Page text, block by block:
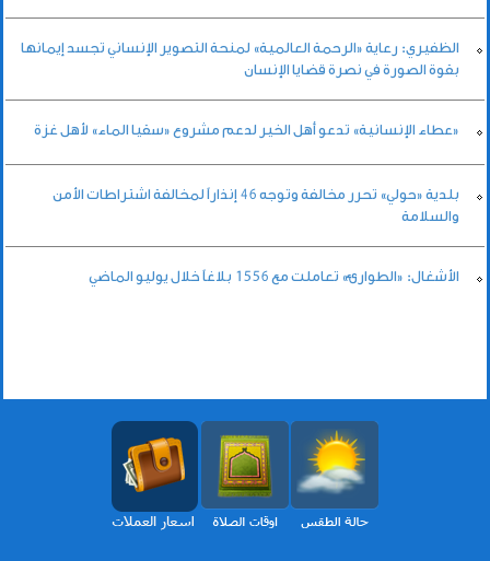
الظفيري: رعاية «الرحمة العالمية» لمنحة التصوير الإنساني تجسد إيمانها
بقوة الصورة في نصرة قضايا الإنسان
«عطاء الإنسانية» تدعو أهل الخير لدعم مشروع «سقيا الماء» لأهل غزة
بلدية «حولي» تحرر مخالفة وتوجه 46 إنذاراً لمخالفة اشتراطات الأمن
والسلامة
الأشغال: «الطوارئ» تعاملت مع 1556 بلاغاً خلال يوليو الماضي